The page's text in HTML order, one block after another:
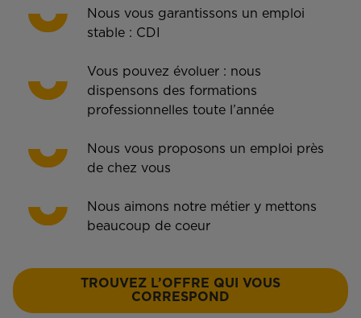
Nous vous garantissons un emploi
stable : CDI
Vous pouvez évoluer : nous
dispensons des formations
professionnelles toute l’année
Nous vous proposons un emploi près
de chez vous
Nous aimons notre métier y mettons
beaucoup de coeur
TROUVEZ L’OFFRE QUI VOUS
CORRESPOND